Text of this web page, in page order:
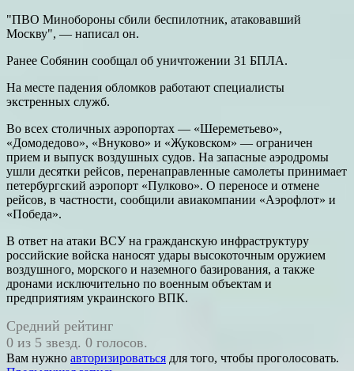
"ПВО Минобороны сбили беспилотник, атаковавший
Москву", — написал он.
Ранее Собянин сообщал об уничтожении 31 БПЛА.
На месте падения обломков работают специалисты
экстренных служб.
Во всех столичных аэропортах — «Шереметьево»,
«Домодедово», «Внуково» и «Жуковском» — ограничен
прием и выпуск воздушных судов. На запасные аэродромы
ушли десятки рейсов, перенаправленные самолеты принимает
петербургский аэропорт «Пулково». О переносе и отмене
рейсов, в частности, сообщили авиакомпании «Аэрофлот» и
«Победа».
В ответ на атаки ВСУ на гражданскую инфраструктуру
российские войска наносят удары высокоточным оружием
воздушного, морского и наземного базирования, а также
дронами исключительно по военным объектам и
предприятиям украинского ВПК.
Средний рейтинг
0 из 5 звезд. 0 голосов.
Вам нужно авторизироваться для того, чтобы проголосовать.